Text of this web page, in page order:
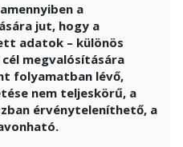
a
jut, hogy a
adatok – különös
megvalósítására
folyamatban lévő,
nem teljeskörű, a
érvényteleníthető, a